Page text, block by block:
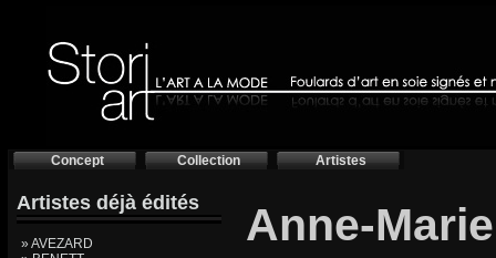
Concept Collection Artistes
Artistes déjà édités
» AVEZARD
Anne-